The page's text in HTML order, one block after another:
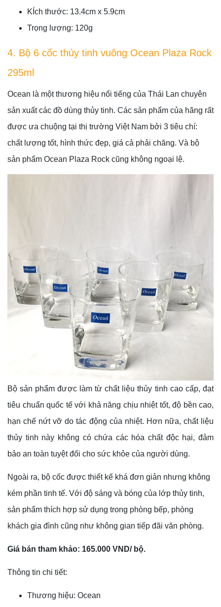
KÍch thước: 13.4cm x 5.9cm
Trọng lượng: 120g
4. Bộ 6 cốc thủy tinh vuông Ocean Plaza Rock
295ml
Ocean là một thương hiệu nổi tiếng của Thái Lan chuyên
sản xuất các đồ dùng thủy tinh. Các sản phẩm của hãng rất
được ưa chuộng tại thị trường Việt Nam bởi 3 tiêu chí:
chất lượng tốt, hình thức đẹp, giá cả phải chăng. Và bộ
sản phẩm Ocean Plaza Rock cũng không ngoại lệ.
Bộ sản phẩm được làm từ chất liệu thủy tinh cao cấp, đạt
tiêu chuẩn quốc tế với khả năng chịu nhiệt tốt, độ bền cao,
hạn chế nứt vỡ do tác động của nhiệt. Hơn nữa, chất liệu
thủy tinh này không có chứa các hóa chất độc hại, đảm
bảo an toàn tuyệt đối cho sức khỏe của người dùng.
Ngoài ra, bộ cốc được thiết kế khá đơn giản nhưng không
kém phần tinh tế. Với độ sáng và bóng của lớp thủy tinh,
sản phẩm thích hợp sử dụng trong phòng bếp, phòng
khách gia đình cũng như không gian tiếp đãi văn phòng.
Giá bán tham khảo: 165.000 VND/ bộ.
Thông tin chi tiết:
Thương hiệu: Ocean